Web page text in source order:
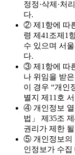
정정·삭제·처
다.
② 제1항에 따
령 제41조제1
수 있으며 서
다.
③ 제1항에 따
나 위임을 받
이 경우 “개인
별지 제11호
④ 개인정보 열
법」 제35조
권리가 제한
⑤ 개인정보의
인정보가 수